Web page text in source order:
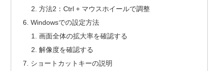
方法2：Ctrl + マウスホイールで調整
Windowsでの設定方法
画面全体の拡大率を確認する
解像度を確認する
ショートカットキーの説明